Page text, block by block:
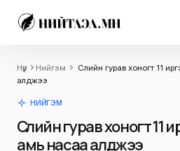
Нүүр Нийгэм
Сүүлийн гурав хоногт 11
алджээ
НИЙГЭМ
Сүүлийн гурав хоногт
амь насаа алджээ